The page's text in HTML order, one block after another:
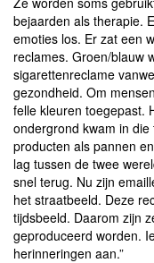
bejaarden als therapie.
emoties los. Er zat een
reclames. Groen/blauw
sigarettenreclame
gezondheid. Om
felle kleuren toegepast.
ondergrond kwam in
producten als pannen
lag tussen de twee
snel terug. Nu zijn
het straatbeeld. Deze
tijdsbeeld. Daarom zijn
geproduceerd worden.
herinneringen aan.”